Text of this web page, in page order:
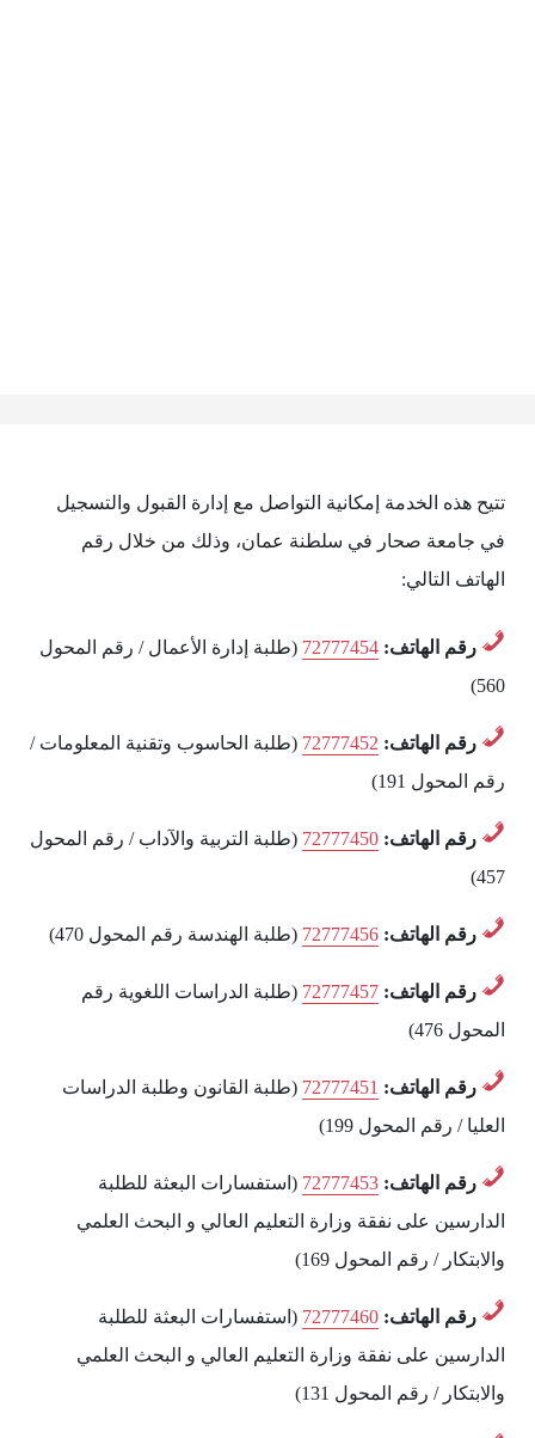
تتيح هذه الخدمة إمكانية التواصل مع إدارة القبول والتسجيل
في جامعة صحار في سلطنة عمان، وذلك من خلال رقم
الهاتف التالي:
رقم الهاتف: 72777454 (طلبة إدارة الأعمال / رقم المحول
560)
رقم الهاتف: 72777452 (طلبة الحاسوب وتقنية المعلومات /
رقم المحول 191)
رقم الهاتف: 72777450 (طلبة التربية والآداب / رقم المحول
457)
رقم الهاتف: 72777456 (طلبة الهندسة رقم المحول 470)
رقم الهاتف: 72777457 (طلبة الدراسات اللغوية رقم
المحول 476)
رقم الهاتف: 72777451 (طلبة القانون وطلبة الدراسات
العليا / رقم المحول 199)
رقم الهاتف: 72777453 (استفسارات البعثة للطلبة
الدارسين على نفقة وزارة التعليم العالي و البحث العلمي
والابتكار / رقم المحول 169)
رقم الهاتف: 72777460 (استفسارات البعثة للطلبة
الدارسين على نفقة وزارة التعليم العالي و البحث العلمي
والابتكار / رقم المحول 131)